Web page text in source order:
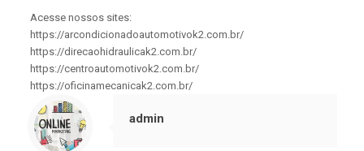
Acesse nossos sites:
https://arcondicionadoautomotivok2.com.br/
https://direcaohidraulicak2.com.br/
https://centroautomotivok2.com.br/
https://oficinamecanicak2.com.br/
admin